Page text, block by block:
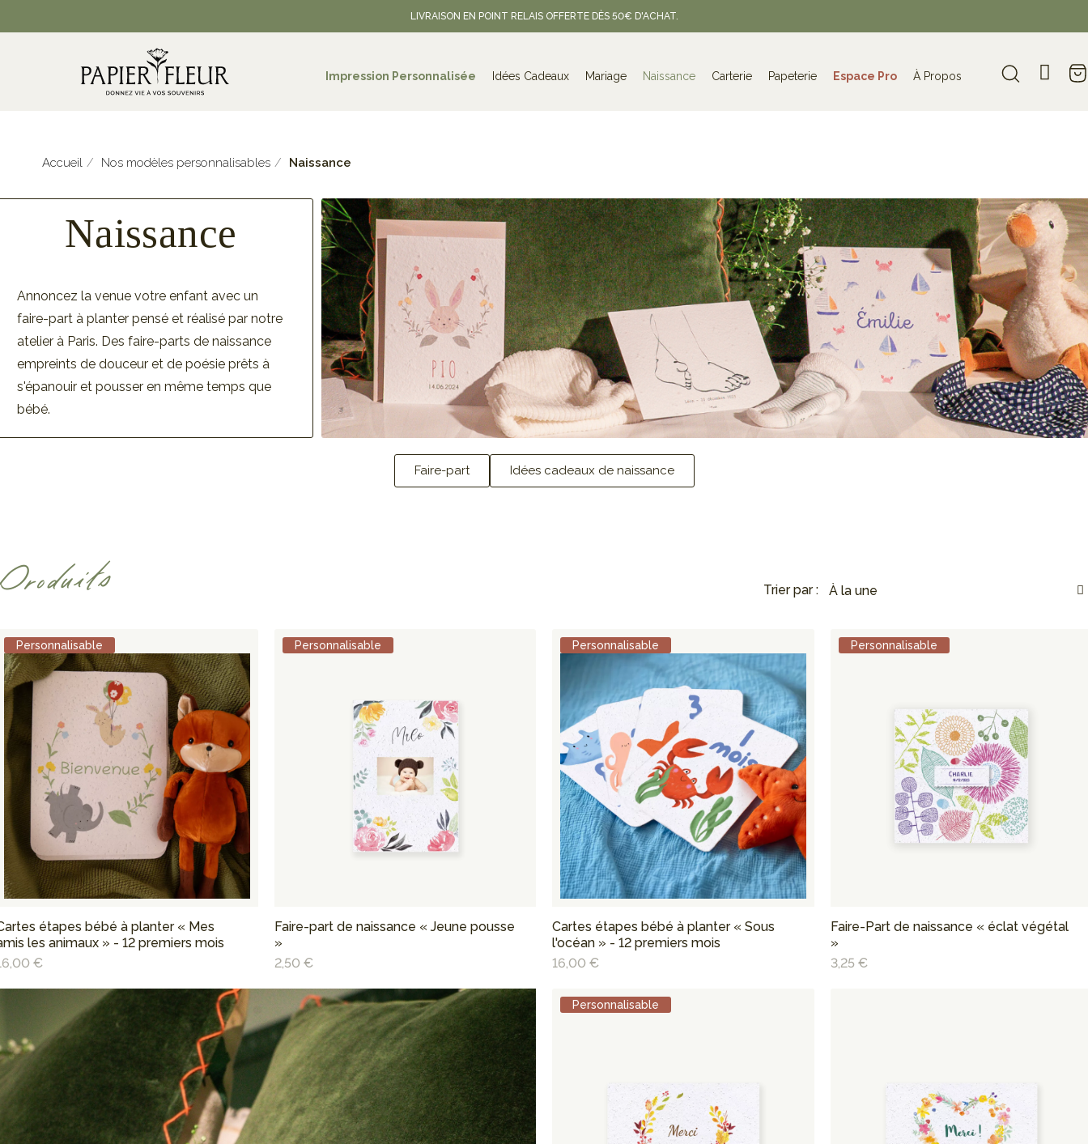
LIVRAISON EN POINT RELAIS OFFERTE DÈS 50€ D'ACHAT.
Impression Personnalisée Idées Cadeaux Mariage Naissance Carterie Papeterie Espace Pro À Propos
Accueil Nos modèles personnalisables Naissance
Naissance
Annoncez la venue votre enfant avec un
faire-part à planter pensé et réalisé par notre
atelier à Paris. Des faire-parts de naissance
empreints de douceur et de poésie prêts à
s'épanouir et pousser en même temps que
bébé.
Faire-part Idées cadeaux de naissance
Trier par :
Personnalisable
étapes bébé à planter « Mes
les animaux » - 12 premiers mois
€
Personnalisable
Faire-part de naissance « Jeune pousse
»
2,50 €
Personnalisable
Cartes étapes bébé à planter « Sous
l'océan » - 12 premiers mois
16,00 €
Personnalisable
Faire-Part de naissance « éclat végétal
»
3,25 €
Personnalisable